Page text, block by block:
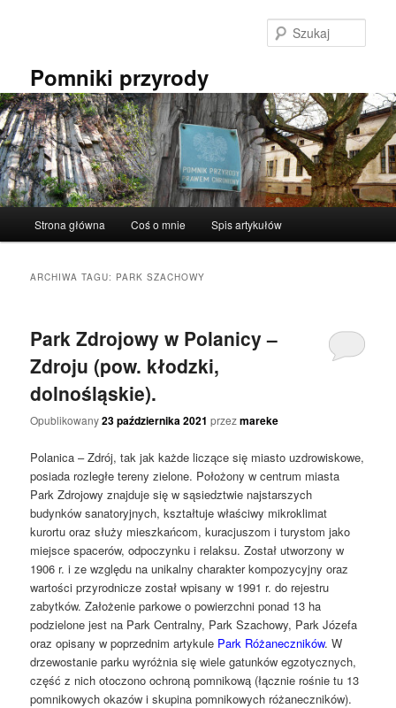
Pomniki przyrody
Strona główna Coś o mnie Spis artykułów
ARCHIWA TAGU: PARK SZACHOWY
Park Zdrojowy w Polanicy –
Zdroju (pow. kłodzki,
dolnośląskie).
Opublikowany23 października 2021 przezmareke
Polanica – Zdrój, tak jak każde liczące się miasto uzdrowiskowe,
posiada rozległe tereny zielone. Położony w centrum miasta
Park Zdrojowy znajduje się w sąsiedztwie najstarszych
budynków sanatoryjnych, kształtuje właściwy mikroklimat
kurortu oraz służy mieszkańcom, kuracjuszom i turystom jako
miejsce spacerów, odpoczynku i relaksu. Został utworzony w
1906 r. i ze względu na unikalny charakter kompozycyjny oraz
wartości przyrodnicze został wpisany w 1991 r. do rejestru
zabytków. Założenie parkowe o powierzchni ponad 13 ha
podzielone jest na Park Centralny, Park Szachowy, Park Józefa
oraz opisany w poprzednim artykule Park Różaneczników. W
drzewostanie parku wyróżnia się wiele gatunków egzotycznych,
część z nich otoczono ochroną pomnikową (łącznie rośnie tu 13
pomnikowych okazów i skupina pomnikowych różaneczników).